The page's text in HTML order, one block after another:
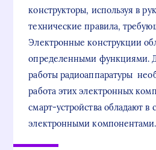
конструкторы, используя в
технические правила,
Электронные конструкции
определенными функциями.
работы радиоаппаратуры
работа этих электронных
смарт-устройства обладают в
электронными компонентами.